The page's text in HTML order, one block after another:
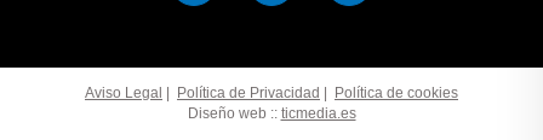
Aviso Legal | Política de Privacidad | Política de cookies
Diseño web :: ticmedia.es